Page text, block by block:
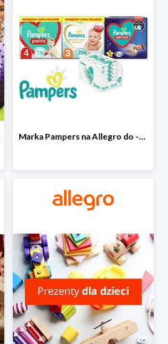
Marka Pampers na Allegro do -35%